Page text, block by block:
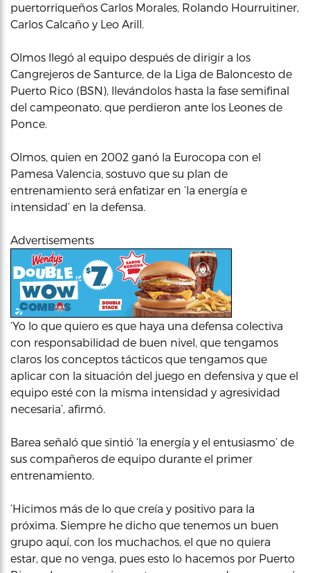
puertorriqueños Carlos Morales, Rolando Hourruitiner,
Carlos Calcaño y Leo Arill.
Olmos llegó al equipo después de dirigir a los
Cangrejeros de Santurce, de la Liga de Baloncesto de
Puerto Rico (BSN), llevándolos hasta la fase semifinal
del campeonato, que perdieron ante los Leones de
Ponce.
Olmos, quien en 2002 ganó la Eurocopa con el
Pamesa Valencia, sostuvo que su plan de
entrenamiento será enfatizar en ‘la energía e
intensidad’ en la defensa.
Advertisements
‘Yo lo que quiero es que haya una defensa colectiva
con responsabilidad de buen nivel, que tengamos
claros los conceptos tácticos que tengamos que
aplicar con la situación del juego en defensiva y que el
equipo esté con la misma intensidad y agresividad
necesaria’, afirmó.
Barea señaló que sintió ‘la energía y el entusiasmo’ de
sus compañeros de equipo durante el primer
entrenamiento.
‘Hicimos más de lo que creía y positivo para la
próxima. Siempre he dicho que tenemos un buen
grupo aquí, con los muchachos, el que no quiera
estar, que no venga, pues esto lo hacemos por Puerto